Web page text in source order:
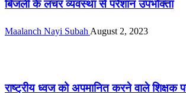
बिजली के लचर व्यवस्था से परेशान उपभोक्ता
Maalanch Nayi Subah August 2, 2023
राष्ट्रीय ध्वज को अपमानित करने वाले